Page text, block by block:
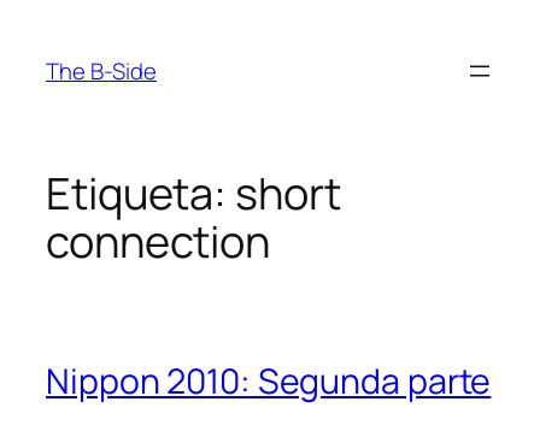
contenido
The B-Side
Etiqueta: short
connection
Nippon 2010: Segunda parte